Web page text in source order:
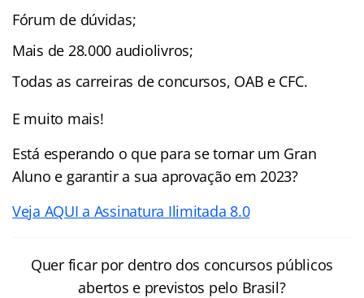
Fórum de dúvidas;
Mais de 28.000 audiolivros;
Todas as carreiras de concursos, OAB e CFC.
E muito mais!
Está esperando o que para se tornar um Gran
Aluno e garantir a sua aprovação em 2023?
Veja AQUI a Assinatura Ilimitada 8.0
Quer ficar por dentro dos concursos públicos
abertos e previstos pelo Brasil?